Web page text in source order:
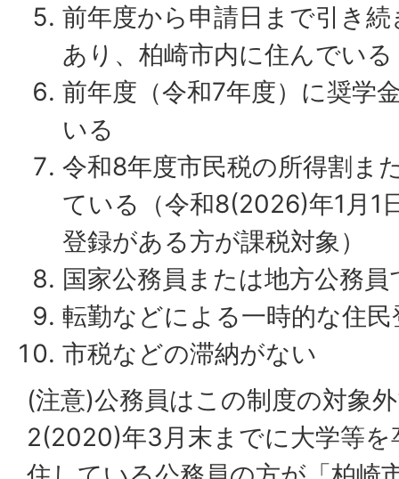
前年度から申請日まで引き
あり、柏崎市内に住んでいる
前年度（令和7年度）に奨学
いる
令和8年度市民税の所得割ま
ている（令和8(2026)年1月1
登録がある方が課税対象）
国家公務員または地方公務員
転勤などによる一時的な住
市税などの滞納がない
(注意)公務員はこの制度の対象
2(2020)年3月末までに大学等を